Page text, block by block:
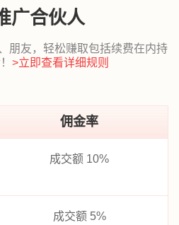
广合伙人
朋友，轻松赚取包括续费在内持
>立即查看详细规则
佣金率
成交额 10%
成交额 5%